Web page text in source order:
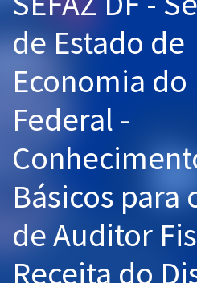
Cursos 20% OFF
Pós
Graduação
OAB
Mentorias
Questões grátis
de Estado de
Economia
Federal -
Básicos para
de Auditor
Receita do